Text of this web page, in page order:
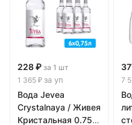
228 ₽ за 1 шт
1 365 ₽ за уп
Вода Jevea
Crystalnaya / Живея
Кристальная 0.75
7